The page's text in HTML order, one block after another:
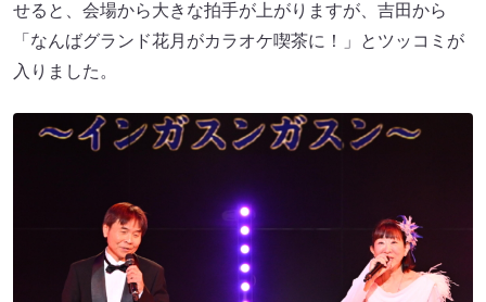
せると、会場から大きな拍手が上がりますが、吉田から
「なんばグランド花月がカラオケ喫茶に！」とツッコミが
入りました。